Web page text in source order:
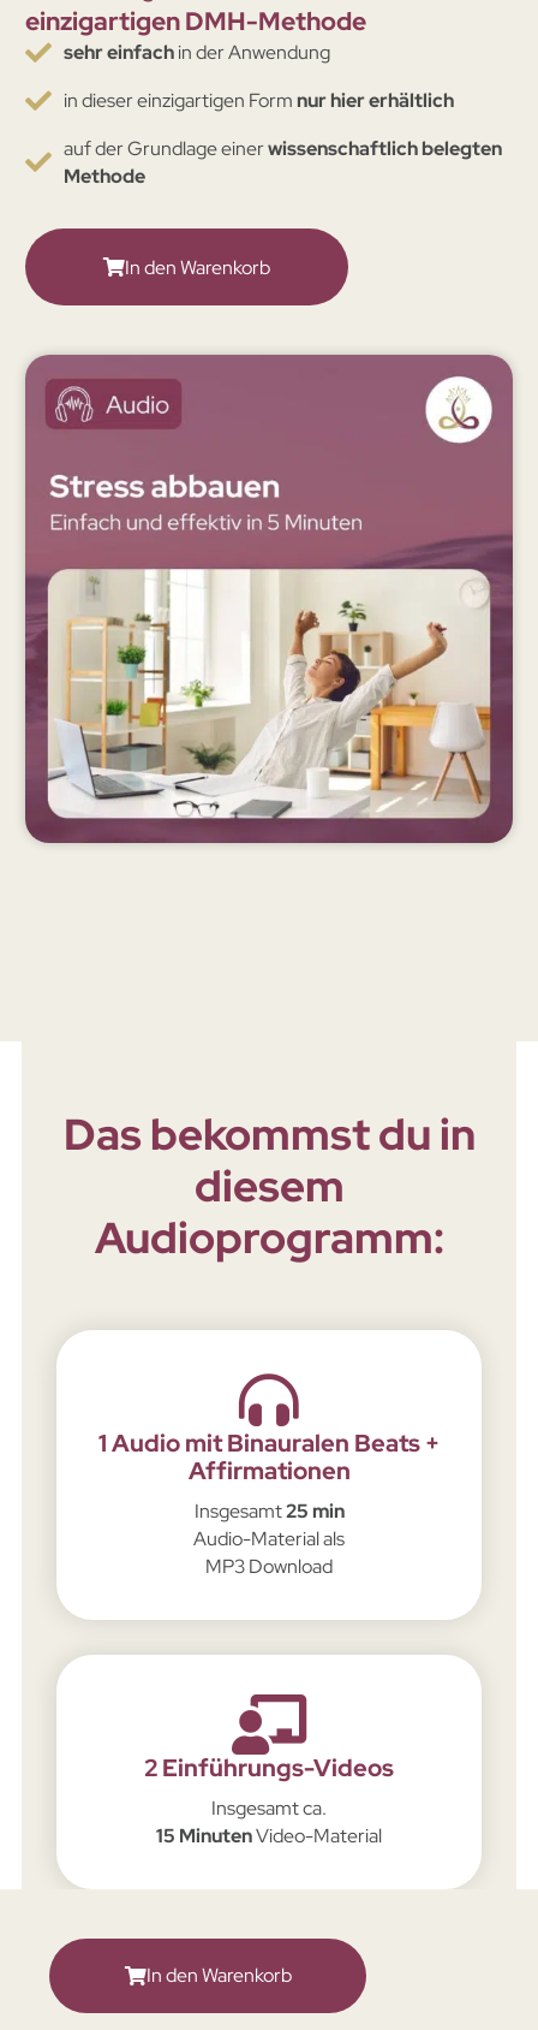
einzigartigen DMH-Methode
sehr einfachin der Anwendung
in dieser einzigartigen Formnur hier erhältlich​
auf der Grundlage einerwissenschaftlich belegten
Methode​
In den Warenkorb
Das bekommst du in
diesem
Audioprogramm:
1 Audio mit Binauralen Beats +
Affirmationen
Insgesamt25 min
Audio-Material als
MP3 Download
2 Einführungs-Videos
Insgesamt ca.
15 MinutenVideo-Material
In den Warenkorb